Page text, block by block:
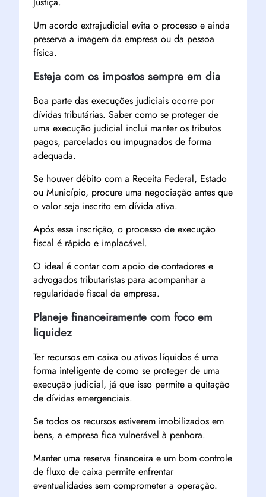
Um acordo extrajudicial evita o processo e ainda
preserva a imagem da empresa ou da pessoa
física.
Esteja com os impostos sempre em dia
Boa parte das execuções judiciais ocorre por
dívidas tributárias. Saber como se proteger de
uma execução judicial inclui manter os tributos
pagos, parcelados ou impugnados de forma
adequada.
Se houver débito com a Receita Federal, Estado
ou Município, procure uma negociação antes que
o valor seja inscrito em dívida ativa.
Após essa inscrição, o processo de execução
fiscal é rápido e implacável.
O ideal é contar com apoio de contadores e
advogados tributaristas para acompanhar a
regularidade fiscal da empresa.
Planeje financeiramente com foco em
liquidez
Ter recursos em caixa ou ativos líquidos é uma
forma inteligente de como se proteger de uma
execução judicial, já que isso permite a quitação
de dívidas emergenciais.
Se todos os recursos estiverem imobilizados em
bens, a empresa fica vulnerável à penhora.
Manter uma reserva financeira e um bom controle
de fluxo de caixa permite enfrentar
eventualidades sem comprometer a operação.